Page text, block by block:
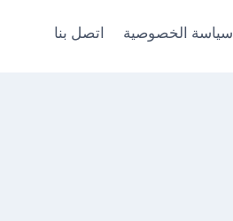
سياسة الخصوصية اتصل بنا